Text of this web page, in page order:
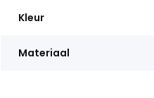
Kleur
Materiaal